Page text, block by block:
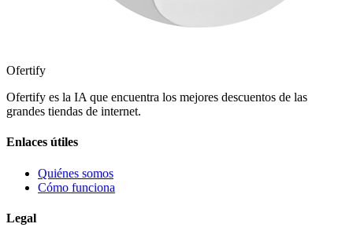
Ofertify
Ofertify es la IA que encuentra los mejores descuentos de las
grandes tiendas de internet.
Enlaces útiles
Quiénes somos
Cómo funciona
Legal